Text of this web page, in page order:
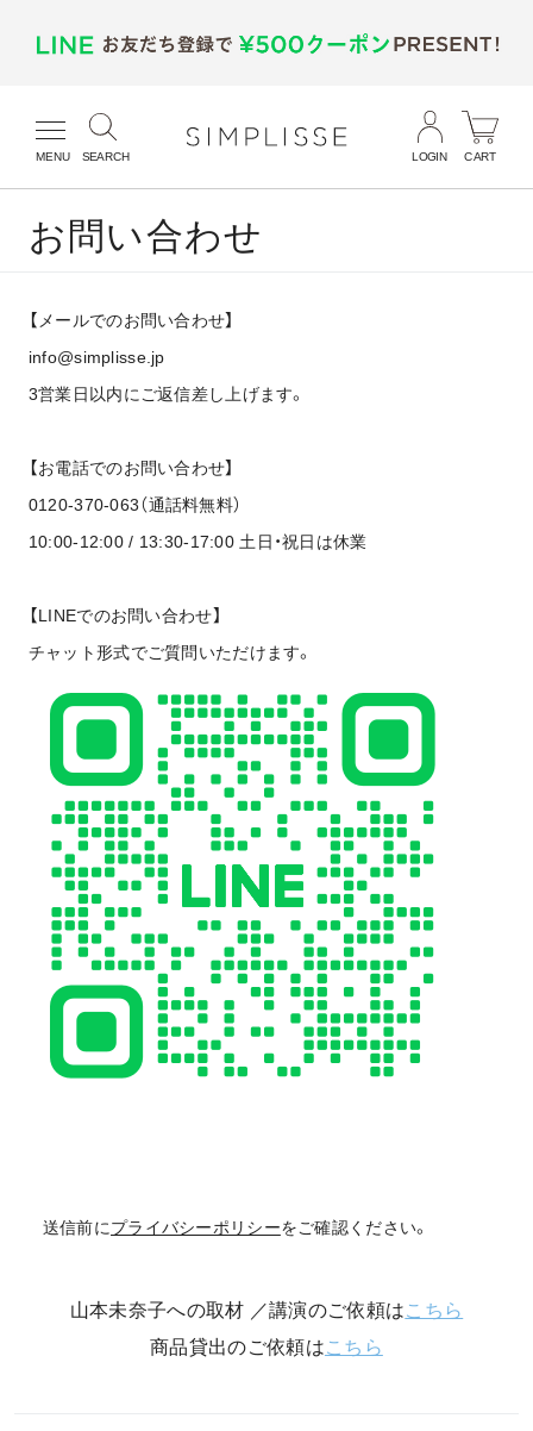
MENU SEARCH LOGIN CART
お問い合わせ
【メールでのお問い合わせ】
info@simplisse.jp
3営業日以内にご返信差し上げます。
【お電話でのお問い合わせ】
0120-370-063（通話料無料）
10:00-12:00 / 13:30-17:00 土日・祝日は休業
【LINEでのお問い合わせ】
チャット形式でご質問いただけます。
送信前にプライバシーポリシーをご確認ください。
山本未奈子への取材 ／講演のご依頼はこちら
商品貸出のご依頼はこちら